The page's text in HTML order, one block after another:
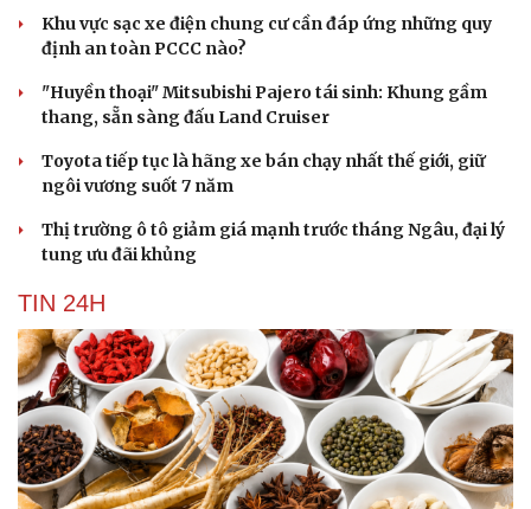
Khu vực sạc xe điện chung cư cần đáp ứng những quy
định an toàn PCCC nào?
"Huyền thoại" Mitsubishi Pajero tái sinh: Khung gầm
thang, sẵn sàng đấu Land Cruiser
Toyota tiếp tục là hãng xe bán chạy nhất thế giới, giữ
ngôi vương suốt 7 năm
Thị trường ô tô giảm giá mạnh trước tháng Ngâu, đại lý
tung ưu đãi khủng
TIN 24H